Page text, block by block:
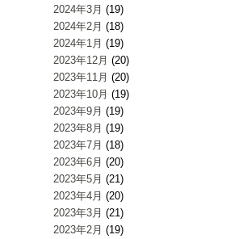
2024年3月 (19)
2024年2月 (18)
2024年1月 (19)
2023年12月 (20)
2023年11月 (20)
2023年10月 (19)
2023年9月 (19)
2023年8月 (19)
2023年7月 (18)
2023年6月 (20)
2023年5月 (21)
2023年4月 (20)
2023年3月 (21)
2023年2月 (19)